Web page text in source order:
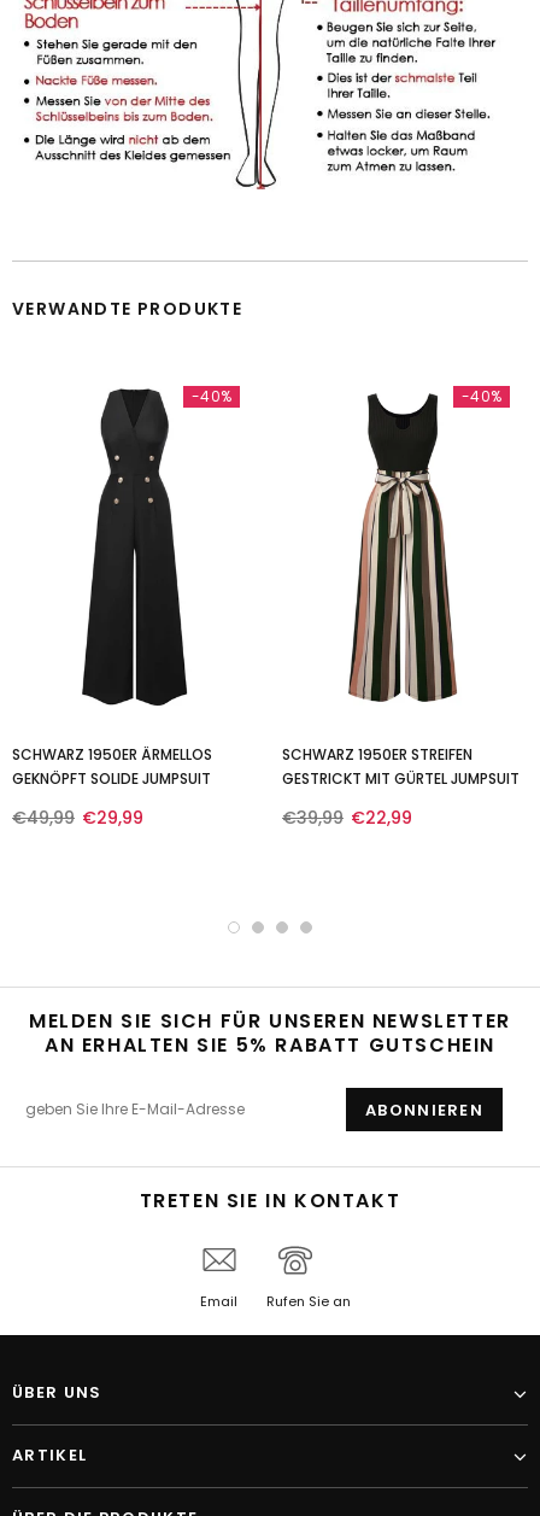
VERWANDTE PRODUKTE
-40%
SCHWARZ 1950ER ÄRMELLOS
GEKNÖPFT SOLIDE JUMPSUIT
€49,99 €29,99
-40%
SCHWARZ 1950ER STREIFEN
GESTRICKT MIT GÜRTEL JUMPSUIT
€39,99 €22,99
MELDEN SIE SICH FÜR UNSEREN NEWSLETTER
AN ERHALTEN SIE 5% RABATT GUTSCHEIN
TRETEN SIE IN KONTAKT
Email Rufen Sie an
ÜBER UNS
ARTIKEL